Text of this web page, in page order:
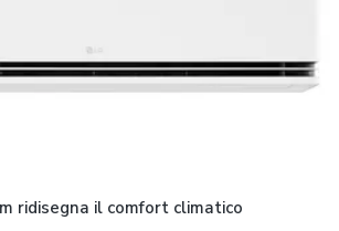
ridisegna il comfort climatico